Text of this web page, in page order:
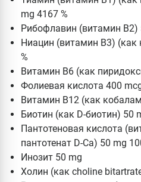
mg 4167 %
Рибофлавин (витамин B2)
Ниацин (витамин B3)
%
Витамин B6 (как
Фолиевая кислота 400
Витамин B12 (как
Биотин (как D-биотин) 50
Пантотеновая кислота
пантотенат D-Ca) 50 mg
Инозит 50 mg
Холин (как choline